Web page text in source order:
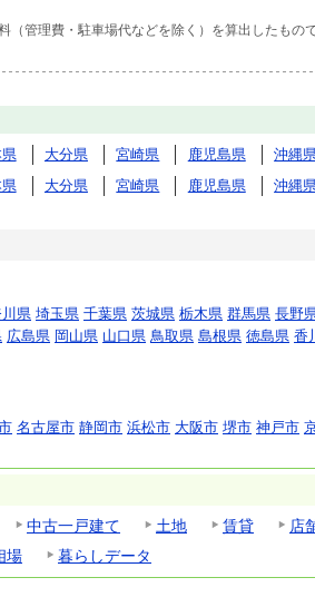
管理費・駐車場代などを除く）を算出したもの
大分県 宮崎県 鹿児島県
沖縄
大分県 宮崎県 鹿児島県 沖縄
県 埼玉県 千葉県 茨城県 栃木県 群馬県 長野
広島県 岡山県 山口県 鳥取県 島根県 徳島県 香
名古屋市 静岡市 浜松市 大阪市 堺市 神戸市
中古一戸建て 土地 賃貸 店
場 暮らしデータ